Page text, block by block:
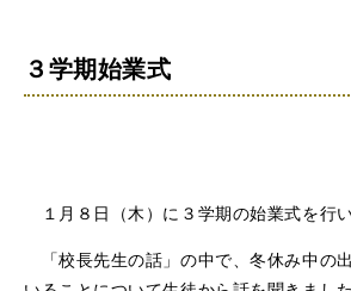
置：
３学期始業式
１月８日（木）に３学期の始業式を行い
「校長先生の話」の中で、冬休み中の